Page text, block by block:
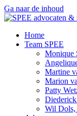
Ga naar de inhoud
Home
Team SPEE
Monique
Martine
Marion
Patty
Wil Dols,